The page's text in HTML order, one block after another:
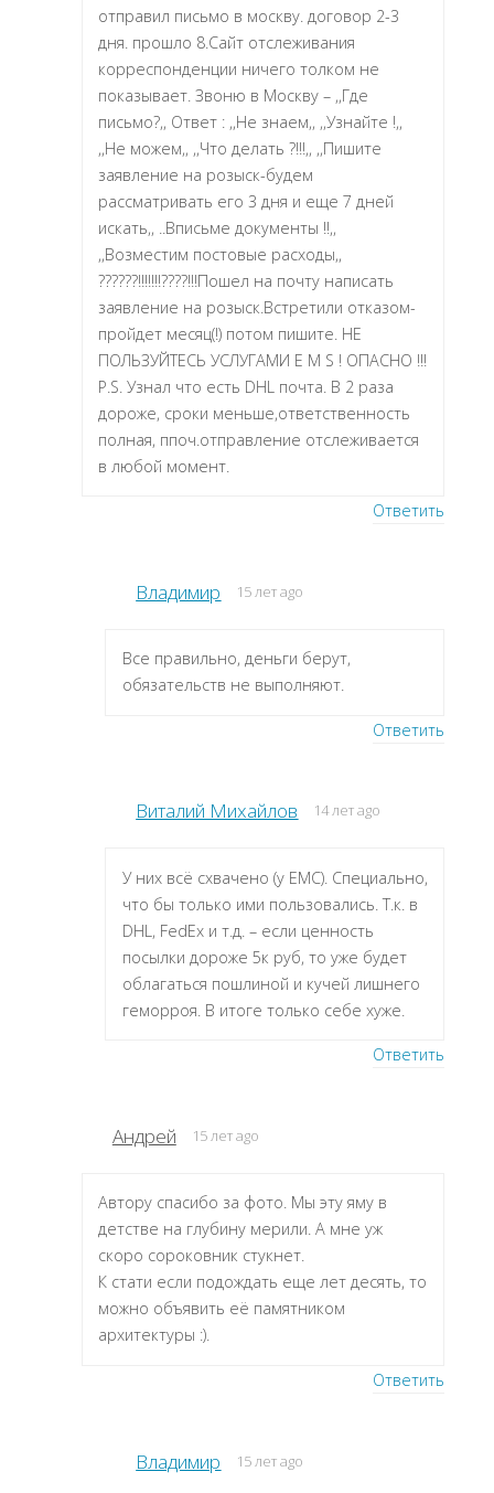
отправил письмо в москву. договор 2-3
дня. прошло 8.Сайт отслеживания
корреспонденции ничего толком не
показывает. Звоню в Москву – ,,Где
письмо?,, Ответ : ,,Не знаем,, ,,Узнайте !,,
,,Не можем,, ,,Что делать ?!!!,, ,,Пишите
заявление на розыск-будем
рассматривать его 3 дня и еще 7 дней
искать,, ..Вписьме документы !!,,
,,Возместим постовые расходы,,
??????!!!!!!!????!!!Пошел на почту написать
заявление на розыск.Встретили отказом-
пройдет месяц(!) потом пишите. НЕ
ПОЛЬЗУЙТЕСЬ УСЛУГАМИ E M S ! ОПАСНО !!!
P.S. Узнал что есть DHL почта. В 2 раза
дороже, сроки меньше,ответственность
полная, ппоч.отправление отслеживается
в любой момент.
Ответить
Владимир 15 лет ago
Все правильно, деньги берут,
обязательств не выполняют.
Ответить
Виталий Михайлов 14 лет ago
У них всё схвачено (у ЕМС). Специально,
что бы только ими пользовались. Т.к. в
DHL, FedEx и т.д. – если ценность
посылки дороже 5к руб, то уже будет
облагаться пошлиной и кучей лишнего
геморроя. В итоге только себе хуже.
Ответить
Андрей 15 лет ago
Автору спасибо за фото. Мы эту яму в
детстве на глубину мерили. А мне уж
скоро сороковник стукнет.
К стати если подождать еще лет десять, то
можно объявить её памятником
архитектуры :).
Ответить
Владимир 15 лет ago